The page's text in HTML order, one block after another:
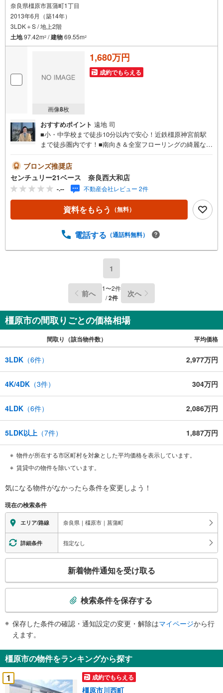
奈良県橿原市菖蒲町1丁目
2013年6月（築14年）
3LDK＋S / 地上2階
土地97.42m2 /建物69.55m2
画像8枚
1,680万円
成約でもらえる
おすすめポイント 遠地 司
■小・中学校まで徒歩10分以内で安心！近鉄橿原神宮前駅
まで徒歩圏内です！■南向き＆全室フローリングの綺麗な3
◇・水曜日も休まず営業中！・お仕事終わりのお時間でも
ご見学可！・今から見たい！というお声にもご対応できま
す！◇住宅ローンもお任せください！◇・提携銀行多数あ
り（地方銀行・都市銀行・信用金庫etc）・優遇後適用金利
0.875％～（審査内容により異なります）--- ◇◇ Yahoo！
不動産キャンペーン対象店舗 ◇◇ ----当店で物件を成約い
産/物件ご成約キャンペーン】の対象になります。「資料を
ずYahoo！ JAPAN IDでログインのうえお問い合わせくださ
ブロンズ推奨店
センチュリー21ベース 奈良西大和店
-.-- 不動産会社レビュー 2件
資料をもらう （無料）
電話する （通話料無料）
1
前へ 1〜2件
/2件 次へ
橿原市の間取りごとの価格相場
間取り（該当物件数） 平均価格
3LDK （6件） 2,977万円
4K/4DK （3件） 304万円
4LDK （6件） 2,086万円
5LDK以上 （7件） 1,887万円
物件が所在する市区町村を対象とした平均価格を表示しています。
賃貸中の物件を除いています。
気になる物件がなかったら条件を変更しよう！
現在の検索条件
エリア/路線 奈良県｜橿原市｜菖蒲町
詳細条件 指定なし
検
知
を
受
け
新着物件通知を受け取る
検索条件を保存する
保存した条件の確認・通知設定の変更・解除はマイページから行
えます。
橿原市の物件をランキングから探す
1
成約でもらえる
橿原市川西町